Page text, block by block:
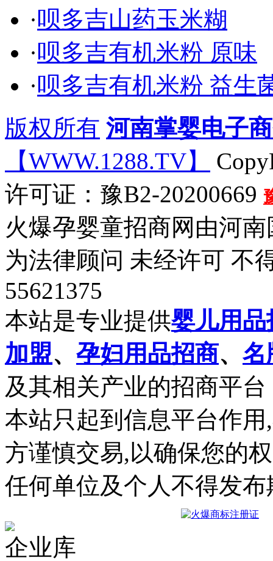
·呗多吉山药玉米糊
·呗多吉有机米粉 原味
·呗多吉有机米粉 益生
版权所有 河南掌婴电子
【WWW.1288.TV】
许可证：豫B2-20200669
火爆孕婴童招商网由河
为法律顾问 未经许可 不
55621375
本站是专业提供婴儿用品
加盟、 孕妇用品招商、 名
及其相关产业的招商平台
本站只起到信息平台作
方谨慎交易,以确保您的
任何单位及个人不得发
企业库